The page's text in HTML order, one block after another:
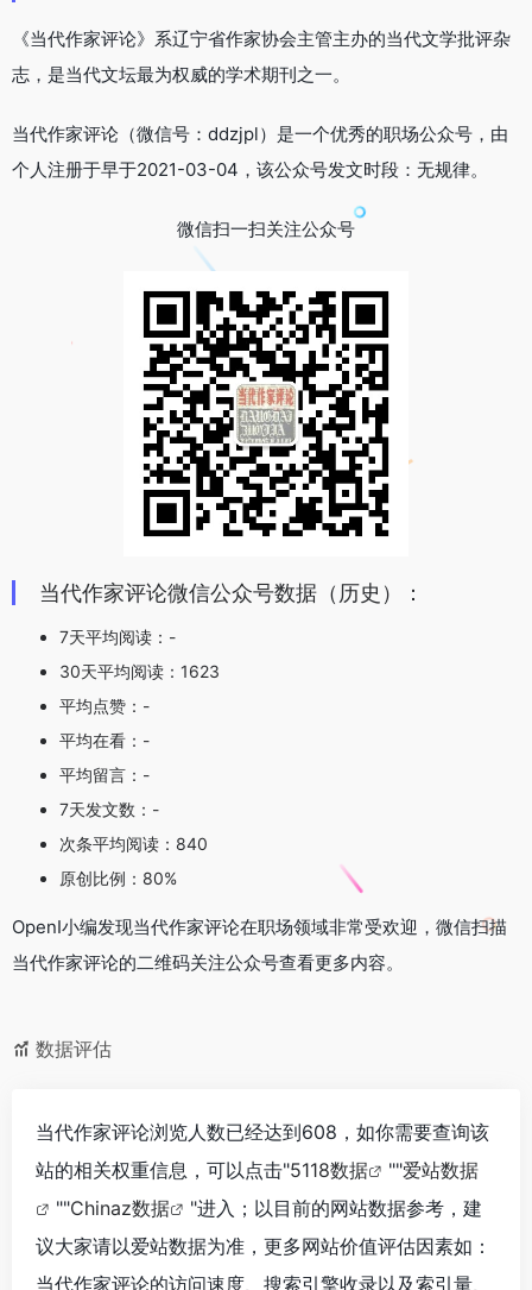
《当代作家评论》系辽宁省作家协会主管主办的当代文学批评杂
志，是当代文坛最为权威的学术期刊之一。
当代作家评论（微信号：ddzjpl）是一个优秀的职场公众号，由
个人注册于早于2021-03-04，该公众号发文时段：无规律。
微信扫一扫关注公众号
当代作家评论微信公众号数据（历史）：
7天平均阅读：-
30天平均阅读：1623
平均点赞：-
平均在看：-
平均留言：-
7天发文数：-
次条平均阅读：840
原创比例：80%
OpenI小编发现当代作家评论在职场领域非常受欢迎，微信扫描
当代作家评论的二维码关注公众号查看更多内容。
数据评估
当代作家评论浏览人数已经达到608，如你需要查询该
站的相关权重信息，可以点击"5118数据 ""爱站数据
""Chinaz数据
"进入；以目前的网站数据参考，建
议大家请以爱站数据为准，更多网站价值评估因素如：
当代作家评论的访问速度、搜索引擎收录以及索引量、